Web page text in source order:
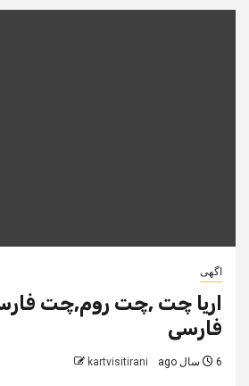
اگهی
اریا چت ,چت روم,چت
فارسی
6 سال ago kartvisitirani